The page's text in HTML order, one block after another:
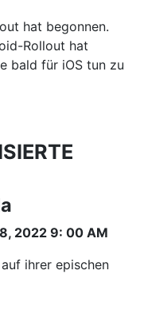
hat begonnen.
Rollout hat
bald für iOS tun zu
2022 9: 00 AM
ihrer epischen